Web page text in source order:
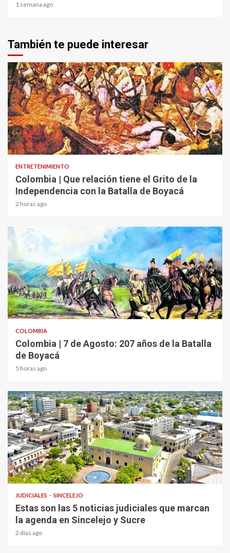
1 semana ago
También te puede interesar
1 min read
ENTRETENIMIENTO
Colombia | Que relación tiene el Grito de la
Independencia con la Batalla de Boyacá
2 horas ago
2 min read
COLOMBIA
Colombia | 7 de Agosto: 207 años de la Batalla
de Boyacá
5 horas ago
1 min read
JUDICIALES SINCELEJO
Estas son las 5 noticias judiciales que marcan
la agenda en Sincelejo y Sucre
2 días ago